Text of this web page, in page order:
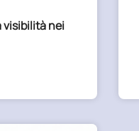
visibilità nei